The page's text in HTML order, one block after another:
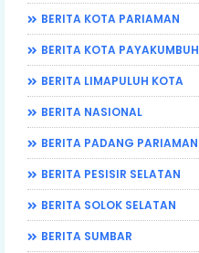
BERITA KOTA PARIAMAN
BERITA KOTA PAYAKUMBUH
BERITA LIMAPULUH KOTA
BERITA NASIONAL
BERITA PADANG PARIAMAN
BERITA PESISIR SELATAN
BERITA SOLOK SELATAN
BERITA SUMBAR